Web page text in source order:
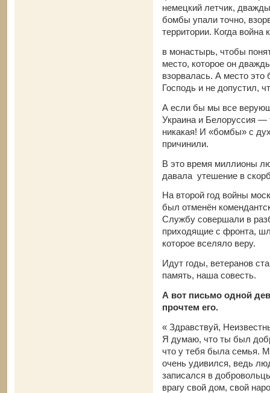
немецкий летчик,
бомбы упали точно,
территории. Когда война
в монастырь, чтобы
место, которое он
взорвалась. А место это
Господь и не допустил,
А если бы мы все
Украина и Белоруссия —
никакая! И «бомбы» с
причинили.
В это время миллионы
давала утешение в
На второй год войны
был отменён
Службу совершали в
приходящие с фронта,
которое вселяло веру.
Идут годы, ветеранов
память, наша совесть.
А вот письмо одной
прочтем его.
« Здравствуй,
Я думаю, что ты был
что у тебя была семья.
очень удивился, ведь
записался в
врагу свой дом, свой